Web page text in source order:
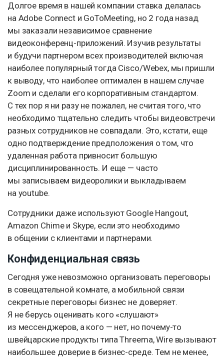
Долгое время в нашей компании ставка делалась
на Adobe Connect и GoToMeeting, но 2 года назад
мы заказали независимое сравнение
видеоконференц-приложений. Изучив результаты
и будучи партнером всех производителей включая
наиболее популярный тогда Cisco/Webex, мы пришли
к выводу, что наиболее оптимален в нашем случае
Zoom и сделали его корпоративным стандартом.
С тех пор я ни разу не пожалел, не считая того, что
необходимо тщательно следить чтобы видеовстречи
разных сотрудников не совпадали. Это, кстати, еще
одно подтверждение предположения о том, что
удаленная работа привносит большую
дисциплинированность. И еще — часто
мы записываем видеоролики и выкладываем
на youtube.
Сотрудники даже используют Google Hangout,
Amazon Chime и Skype, если это необходимо
в общении с клиентами и партнерами.
Конфиденциальная связь
Сегодня уже невозможно организовать переговоры
в совещательной комнате, а мобильной связи
секретные переговоры бизнес не доверяет.
Я не берусь оценивать кого «слушают»
из мессенджеров, а кого — нет, но почему-то
швейцарские продукты типа Threema, Wire вызывают
наибольшее доверие в бизнес-среде. Тем не менее,